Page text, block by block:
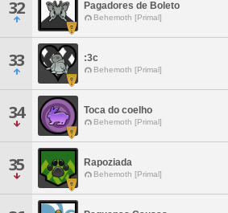
32 Pagadores de Boleto
Behemoth [Primal]
33 :3c
Behemoth [Primal]
34 Toca do coelho
Behemoth [Primal]
35 Rapoziada
Behemoth [Primal]